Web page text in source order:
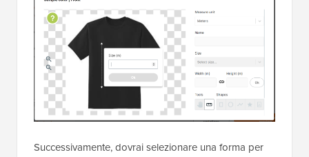
Successivamente, dovrai selezionare una forma per